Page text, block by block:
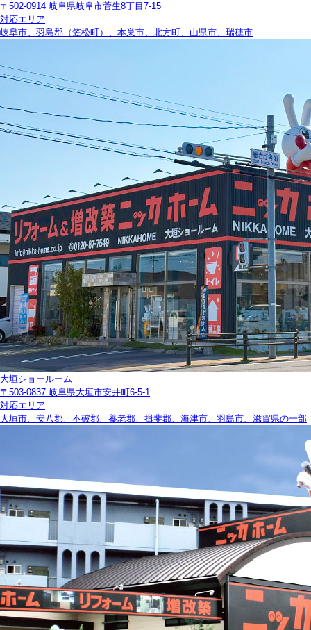
〒502-0914 岐阜県岐阜市菅生8丁目7-15
対応エリア
岐阜市、羽島郡（笠松町）、本巣市、北方町、山県市、瑞穂市
大垣ショールーム
〒503-0837 岐阜県大垣市安井町6-5-1
対応エリア
大垣市、安八郡、不破郡、養老郡、揖斐郡、海津市、羽島市、滋賀県の一部